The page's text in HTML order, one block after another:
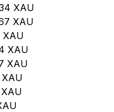
XAU
XAU
XAU
XAU
XAU
XAU
XAU